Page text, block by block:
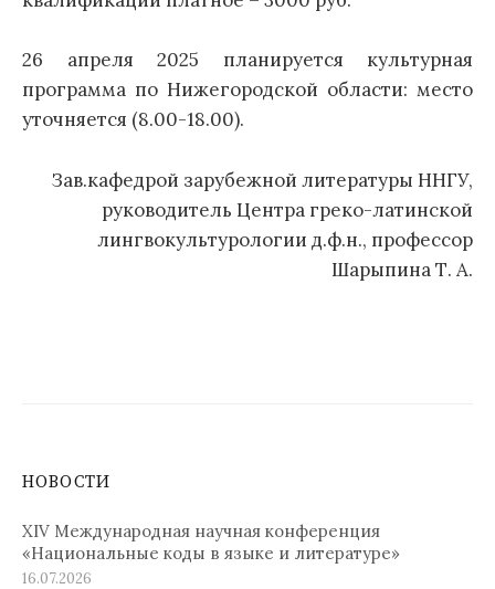
26 апреля 2025 планируется культурная
программа по Нижегородской области: место
уточняется (8.00-18.00).
Зав.кафедрой зарубежной литературы ННГУ,
руководитель Центра греко-латинской
лингвокультурологии д.ф.н., профессор
Шарыпина Т. А.
НОВОСТИ
XIV Международная научная конференция
«Национальные коды в языке и литературе»
16.07.2026